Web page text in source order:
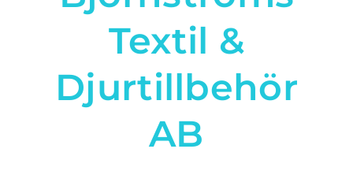
Textil &
Djurtillbehör
AB